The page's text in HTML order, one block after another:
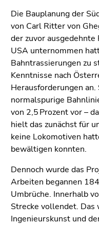
Die Bauplanung der
von Carl Ritter von
der zuvor ausgedehnte
USA unternommen
Bahntrassierungen zu
Kenntnisse nach
Herausforderungen an.
normalspurige
von 2,5 Prozent vor –
hielt das zunächst für
keine Lokomotiven
bewältigen konnten.
Dennoch wurde das
Arbeiten begannen
Umbrüche. Innerhalb
Strecke vollendet.
Ingenieurskunst und